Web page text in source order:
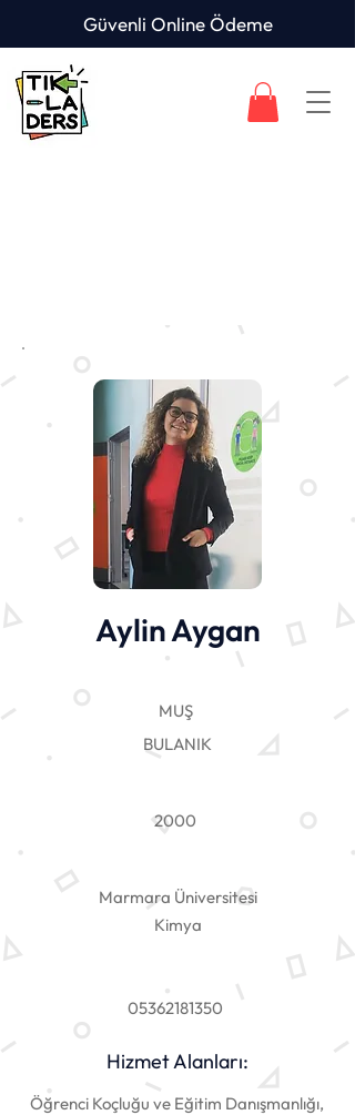
Güvenli Online Ödeme
Aylin Aygan
MUŞ
BULANIK
2000
Marmara Üniversitesi
Kimya
05362181350
Hizmet Alanları:
Öğrenci Koçluğu ve Eğitim Danışmanlığı,